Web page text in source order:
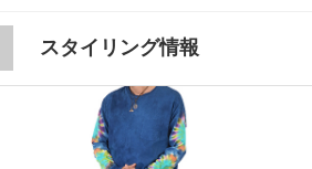
スタイリング情報